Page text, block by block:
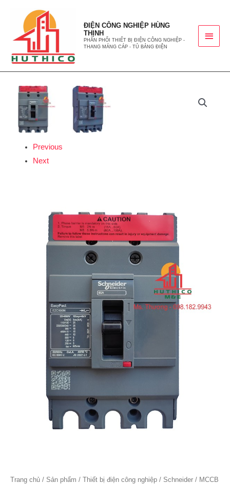
ĐIỆN CÔNG NGHIỆP HÙNG
THỊNH
PHÂN PHỐI THIẾT BỊ ĐIỆN CÔNG NGHIỆP -
THANG MÁNG CÁP - TỦ BẢNG ĐIỆN
Previous
Next
Trang chủ / Sản phẩm / Thiết bị điện công nghiệp / Schneider / MCCB